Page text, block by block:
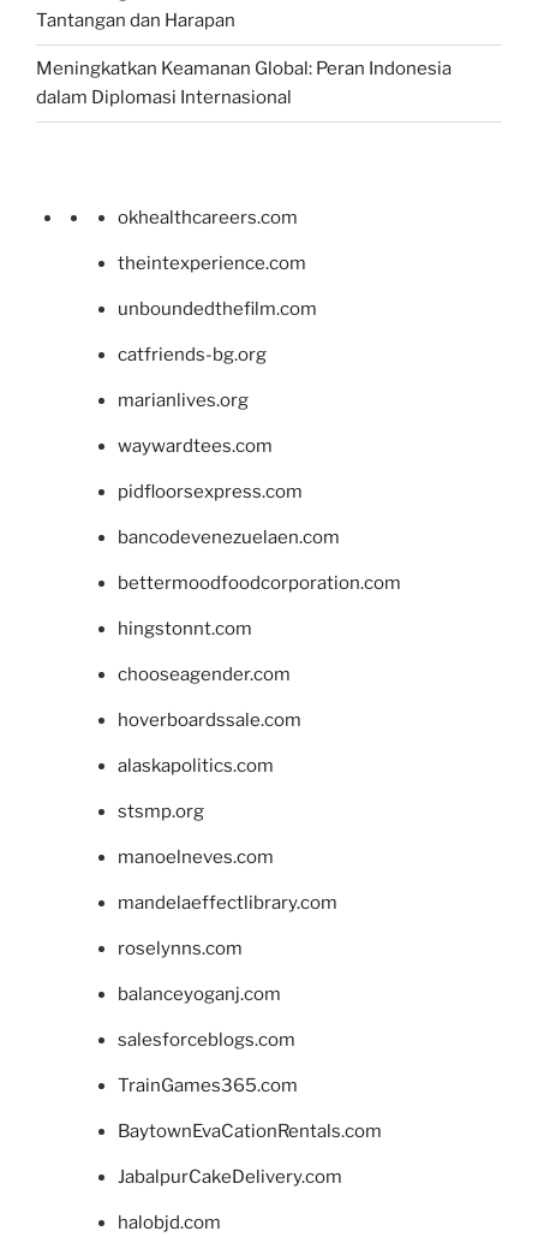
Tantangan dan Harapan
Meningkatkan Keamanan Global: Peran Indonesia
dalam Diplomasi Internasional
okhealthcareers.com
theintexperience.com
unboundedthefilm.com
catfriends-bg.org
marianlives.org
waywardtees.com
pidfloorsexpress.com
bancodevenezuelaen.com
bettermoodfoodcorporation.com
hingstonnt.com
chooseagender.com
hoverboardssale.com
alaskapolitics.com
stsmp.org
manoelneves.com
mandelaeffectlibrary.com
roselynns.com
balanceyoganj.com
salesforceblogs.com
TrainGames365.com
BaytownEvaCationRentals.com
JabalpurCakeDelivery.com
halobjd.com